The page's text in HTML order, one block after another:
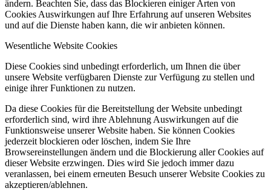
ändern. Beachten Sie, dass das Blockieren einiger Arten von
Cookies Auswirkungen auf Ihre Erfahrung auf unseren Websites
und auf die Dienste haben kann, die wir anbieten können.
Wesentliche Website Cookies
Diese Cookies sind unbedingt erforderlich, um Ihnen die über
unsere Website verfügbaren Dienste zur Verfügung zu stellen und
einige ihrer Funktionen zu nutzen.
Da diese Cookies für die Bereitstellung der Website unbedingt
erforderlich sind, wird ihre Ablehnung Auswirkungen auf die
Funktionsweise unserer Website haben. Sie können Cookies
jederzeit blockieren oder löschen, indem Sie Ihre
Browsereinstellungen ändern und die Blockierung aller Cookies auf
dieser Website erzwingen. Dies wird Sie jedoch immer dazu
veranlassen, bei einem erneuten Besuch unserer Website Cookies zu
akzeptieren/ablehnen.